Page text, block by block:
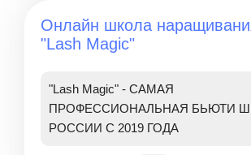
Онлайн школа
"Lash Magic"
"Lash Magic" - САМАЯ
ПРОФЕССИОНАЛЬНАЯ БЬЮТИ
РОССИИ С 2019 ГОДА